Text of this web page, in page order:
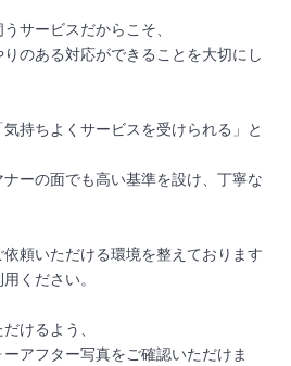
サービスだからこそ、
のある対応ができることを大切にし
気持ちよくサービスを受けられる」と
ーの面でも高い基準を設け、丁寧な
頼いただける環境を整えております
ください。
けるよう、
アフター写真をご確認いただけま